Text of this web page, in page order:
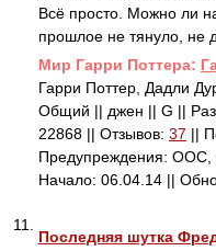
Всё просто. Можно ли
прошлое не тянуло, не
Mир Гарри Поттера:
Гарри Поттер, Дадли
Общий || джен || G ||
22868 || Отзывов: 37 ||
Предупреждения: ООС,
Начало: 06.04.14 ||
11.
Последняя шутка